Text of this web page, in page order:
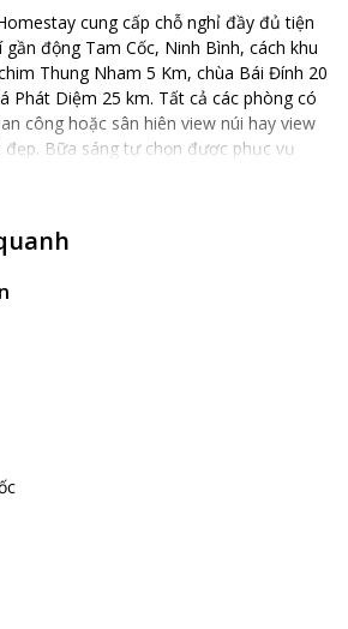
cung cấp chỗ nghỉ đầy đủ tiện
động Tam Cốc, Ninh Bình, cách khu
Thung Nham 5 Km, chùa Bái Đính 20
Phát Diệm 25 km. Tất cả các phòng có
công hoặc sân hiên view núi hay view
Bữa sáng tự chọn được phục vụ
Trẻ em có thể tự do chơi đùa trong
giá là đáng giá tiền nhất ở Ninh Bình!
Tam Cốc cách nơi nghỉ chưa đầy
bộ quanh khu vực hồ và Đền Thái Vi
khách có thể lựa chọn đạp xe tham quan
và chùa Bích động trong vòng bán kính
Coc Golden Sky Homestay cách khu
Eco Tourism Complex và Ga xe lửa
tiện cho việc di chuyển tới các địa điểm